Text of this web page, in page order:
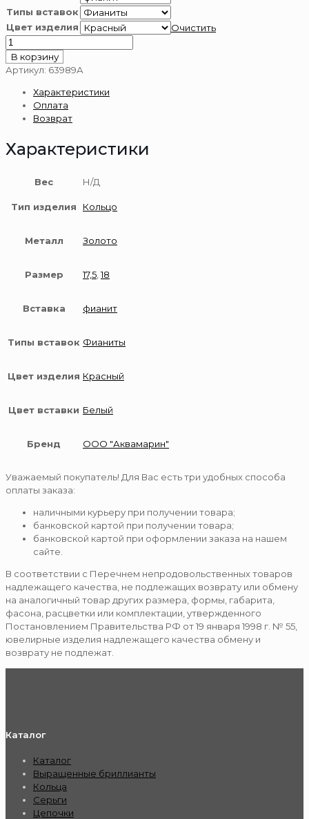
Типы вставок
Цвет изделия
Очистить
Количество
товара
Золотое
пробы
В корзину
Артикул: 63989А
Характеристики
Оплата
Возврат
Характеристики
Вес Н/Д
Тип изделия Кольцо
Металл Золото
Размер 17,5 ,18
Вставка фианит
Типы вставок Фианиты
Цвет изделия Красный
Цвет вставки Белый
Бренд ООО "Аквамарин"
Уважаемый покупатель! Для Вас есть три удобных способа
оплаты заказа:
наличными курьеру при получении товара;
банковской картой при получении товара;
банковской картой при оформлении заказа на нашем
сайте.
В соответствии с Перечнем непродовольственных товаров
надлежащего качества, не подлежащих возврату или обмену
на аналогичный товар других размера, формы, габарита,
фасона, расцветки или комплектации, утвержденного
Постановлением Правительства РФ от 19 января 1998 г. № 55,
ювелирные изделия надлежащего качества обмену и
возврату не подлежат.
Каталог
Каталог
Выращенные бриллианты
Кольца
Серьги
Цепочки